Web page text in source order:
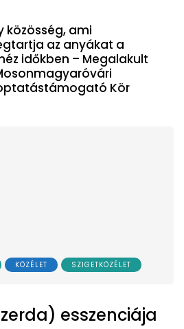
közösség, ami
az anyákat a
időkben – Megalakult
Kör
KÖZÉLET SZIGETKÖZÉLET
esszenciája